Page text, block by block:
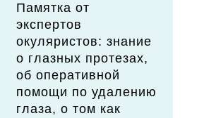
Памятка от
экспертов
окуляристов: знание
о глазных протезах,
об оперативной
помощи по удалению
глаза, о том как